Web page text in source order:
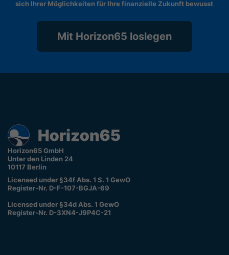
sich Ihrer Möglichkeiten für Ihre finanzielle Zukunft bewusst
Mit Horizon65 loslegen
Horizon65 GmbH
Unter den Linden 24
10117 Berlin
Licensed under §34f Abs. 1 S. 1 GewO
Register-Nr. D-F-107-BGJA-69
Licensed under §34d Abs. 1 GewO
Register-Nr. D-3XN4-J9P4C-21